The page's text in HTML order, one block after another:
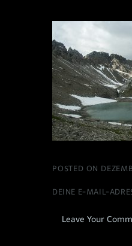
POSTED ON
DEINE E-MAIL-